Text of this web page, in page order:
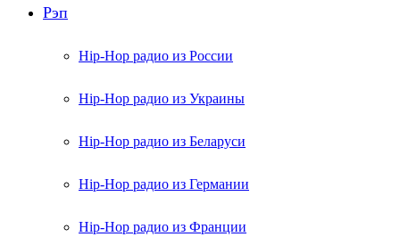
Рэп
Hip-Hop радио из России
Hip-Hop радио из Украины
Hip-Hop радио из Беларуси
Hip-Hop радио из Германии
Hip-Hop радио из Франции